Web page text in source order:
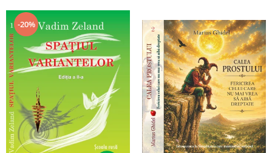
-20%